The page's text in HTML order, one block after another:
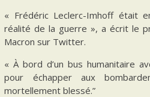
« Frédéric Leclerc-Imhoff était
réalité de la guerre », a écrit le
Macron sur Twitter.
« À bord d’un bus humanitaire
pour échapper aux
mortellement blessé.”